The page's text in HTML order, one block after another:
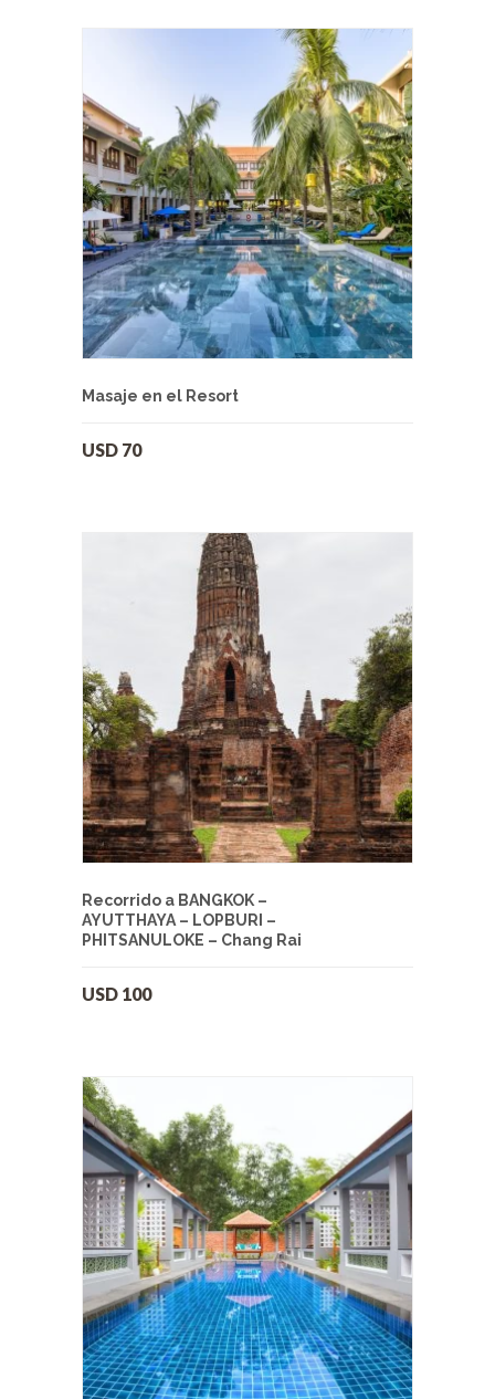
Masaje en el Resort
USD 70
Recorrido a BANGKOK –
AYUTTHAYA – LOPBURI –
PHITSANULOKE – Chang Rai
USD 100